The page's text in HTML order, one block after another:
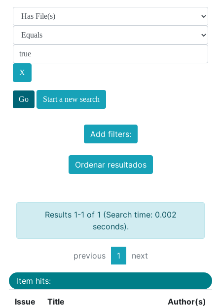
Start a new search
Add filters:
Ordenar resultados
Results 1-1 of 1 (Search time: 0.002
seconds).
previous 1 next
Item hits:
Issue
Title Author(s)